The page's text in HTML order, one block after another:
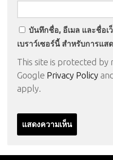
บันทึกชื่อ, อีเมล และชื่อ
เบราว์เซอร์นี้ สำหรับการแส
This site is protected by
Google Privacy Policy and
apply.